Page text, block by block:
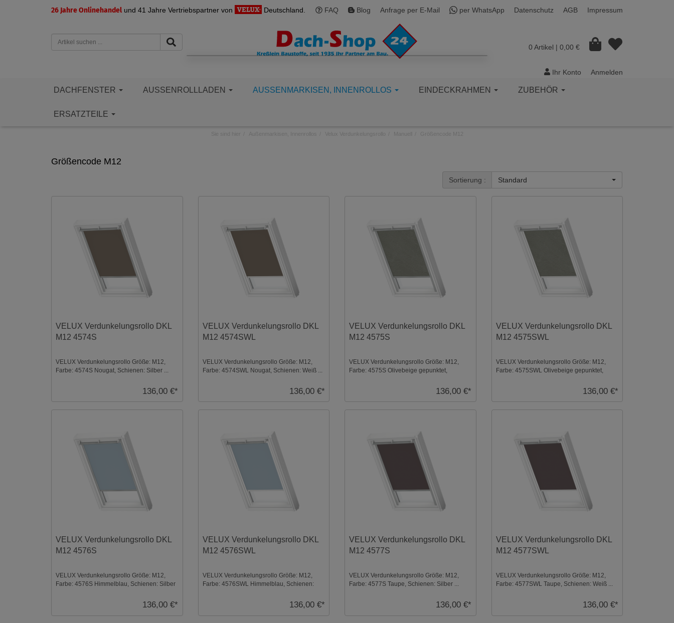
26 Jahre Onlinehandel und 41 Jahre Vertriebspartner von Deutschland. FAQ Blog Anfrage per E-Mail per WhatsApp Datenschutz AGB Impressum
0 Artikel | 0,00 €
Ihr Konto Anmelden
DACHFENSTER AUSSENROLLLADEN AUSSENMARKISEN, INNENROLLOS EINDECKRAHMEN ZUBEHÖR
ERSATZTEILE
Sie sind hier Außenmarkisen, Innenrollos Velux Verdunkelungsrollo Manuell Größencode M12
Größencode M12
Sortierung : Standard
VELUX Verdunkelungsrollo DKL
M12 4574S
VELUX Verdunkelungsrollo Größe: M12,
Farbe: 4574S Nougat, Schienen: Silber ...
136,00 €*
VELUX Verdunkelungsrollo DKL
M12 4574SWL
VELUX Verdunkelungsrollo Größe: M12,
Farbe: 4574SWL Nougat, Schienen: Weiß ...
136,00 €*
VELUX Verdunkelungsrollo DKL
M12 4575S
VELUX Verdunkelungsrollo Größe: M12,
Farbe: 4575S Olivebeige gepunktet,
136,00 €*
VELUX Verdunkelungsrollo DKL
M12 4575SWL
VELUX Verdunkelungsrollo Größe: M12,
Farbe: 4575SWL Olivebeige gepunktet,
136,00 €*
VELUX Verdunkelungsrollo DKL
M12 4576S
VELUX Verdunkelungsrollo Größe: M12,
Farbe: 4576S Himmelblau, Schienen: Silber
136,00 €*
VELUX Verdunkelungsrollo DKL
M12 4576SWL
VELUX Verdunkelungsrollo Größe: M12,
Farbe: 4576SWL Himmelblau, Schienen:
136,00 €*
VELUX Verdunkelungsrollo DKL
M12 4577S
VELUX Verdunkelungsrollo Größe: M12,
Farbe: 4577S Taupe, Schienen: Silber ...
136,00 €*
VELUX Verdunkelungsrollo DKL
M12 4577SWL
VELUX Verdunkelungsrollo Größe: M12,
Farbe: 4577SWL Taupe, Schienen: Weiß ...
136,00 €*